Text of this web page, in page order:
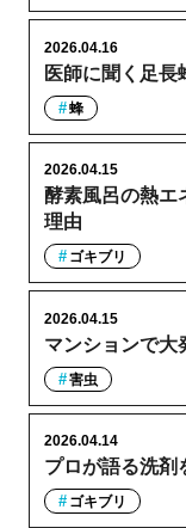
医師に聞く足長
2026.04.16
蜂
酵素風呂の熱エ
理由
2026.04.15
ゴキブリ
マンションで大
2026.04.15
害虫
プロが語る洗剤
2026.04.14
ゴキブリ